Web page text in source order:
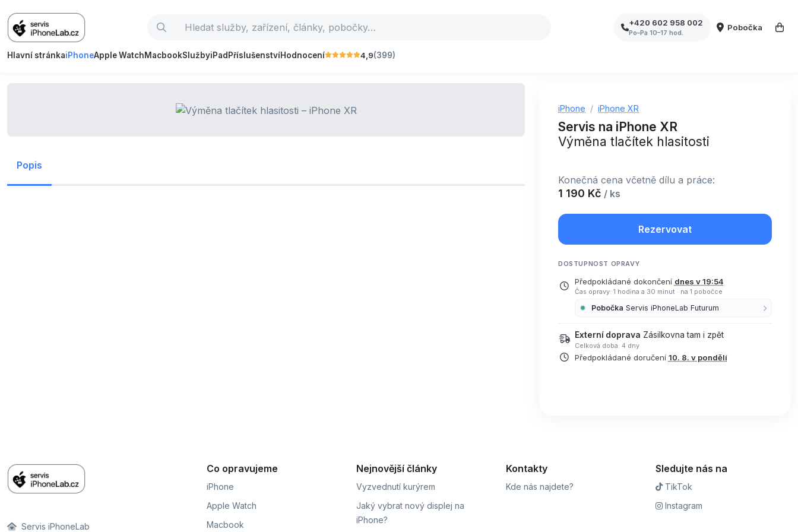
+420 602 958 002
Po–Pa 10–17 hod.
Pobočka
Hlavní stránkaiPhoneApple WatchMacbookSlužbyiPad PříslušenstvíHodnocení 4,9(399)
Popis
iPhone iPhone XR
Servis na iPhone XR
Výměna tlačítek hlasitosti
Konečná cena včetně dílu a práce:
1 190 Kč / ks
Rezervovat
DOSTUPNOST OPRAVY
Předpokládané dokončení dnes v 19:54
Čas opravy: 1 hodina a 30 minut · na 1 pobočce
Pobočka Servis iPhoneLab Futurum
Externí doprava Zásilkovna tam i zpět
Celková doba: 4 dny
Předpokládané doručení 10. 8. v pondělí
Servis iPhoneLab
Co opravujeme
iPhone
Apple Watch
Macbook
Nejnovější články
Vyzvednutí kurýrem
Jaký vybrat nový displej na
iPhone?
Kontakty
Kde nás najdete?
Sledujte nás na
TikTok
Instagram